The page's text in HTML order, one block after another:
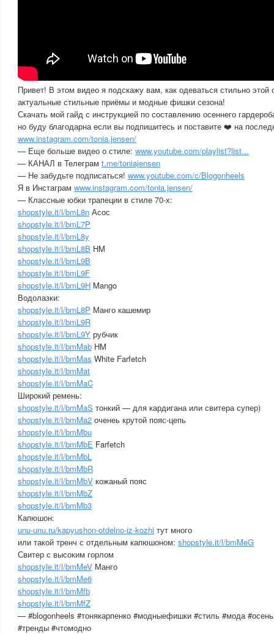
Привет! В этом видео я подскажу вам, как одеваться стильно этой
актуальные стильные приёмы и модные фишки сезона!
Скачать мой гайд с инструкцией по составлению осеннего
но буду благодарна если вы подпишитесь и поставите ❤️ на
www.instagram.com/tonia.jensen/
— Еще больше видео о стиле: www.youtube.com/playlist?list...
— КАНАЛ в Телеграм t.me/toniajensen
— Не забудьте подписаться! www.youtube.com/c/Blogonheels
Я в Инстаграм www.instagram.com/tonia.jensen/
— Классные юбки трапеции в стиле 70-х:
shopstyle.it/l/bmL8n Асос
shopstyle.it/l/bmL7P
shopstyle.it/l/bmL8y
shopstyle.it/l/bmL8B HM
shopstyle.it/l/bmL9B
shopstyle.it/l/bmL9F
shopstyle.it/l/bmL9H Mango
Водолазки:
shopstyle.it/l/bmL8P Манго кашемир
shopstyle.it/l/bmL9R
shopstyle.it/l/bmL9Y рубчик
shopstyle.it/l/bmMab HM
shopstyle.it/l/bmMas White Farfetch
shopstyle.it/l/bmMat
shopstyle.it/l/bmMaC
Широкий ремень:
shopstyle.it/l/bmMaS тонкий — для кардигана или свитера супер)
shopstyle.it/l/bmMa2 оченеь крутой пояс-цепь
shopstyle.it/l/bmMbu
shopstyle.it/l/bmMbE Farfetch
shopstyle.it/l/bmMbL
shopstyle.it/l/bmMbR
shopstyle.it/l/bmMbV кожаный пояс
shopstyle.it/l/bmMbZ
shopstyle.it/l/bmMb3
Капюшон:
unu-unu.ru/kapyushon-otdelno-iz-kozhi тут много
или такой тренч с отдельным капюшоном: shopstyle.it/l/bmMeG
Свитер с высоким горлом
shopstyle.it/l/bmMeV Манго
shopstyle.it/l/bmMe6
shopstyle.it/l/bmMfb
shopstyle.it/l/bmMfZ
— #blogonheels #тонякарпенко #модныефишки #стиль #мода
#тренды #чтомодно